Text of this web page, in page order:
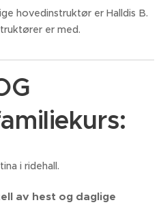
hovedinstruktør er Halldis B.
er med.
i ridehall.
av hest og daglige